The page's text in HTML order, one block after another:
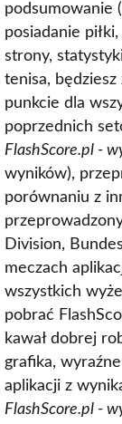
podsumowanie
posiadanie
strony,
tenisa,
punkcie dla
poprzednich
FlashScore.pl -
wyników),
porównaniu z
Division,
meczach
wszystkich
pobrać
kawał dobrej
grafika,
aplikacji z
FlashScore.pl -